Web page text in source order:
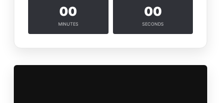
00
MINUTES
00
SECONDS